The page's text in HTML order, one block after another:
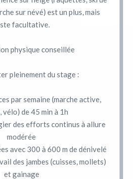
sur névé) est un plus, mais
facultative.
physique conseillée
pleinement du stage :
par semaine (marche active,
de 45 min à 1h
des efforts continus à allure
modérée
avec 300 à 600 m de dénivelé
des jambes (cuisses, mollets)
et gainage